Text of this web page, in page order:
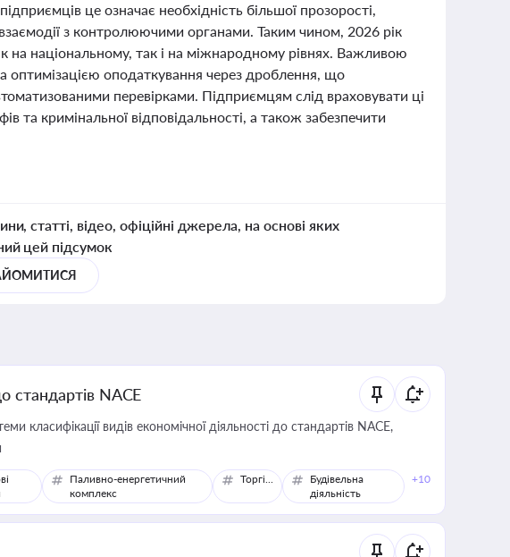
це означає необхідність більшої прозорості,
з контролюючими органами. Таким чином, 2026 рік
на національному, так і на міжнародному рівнях. Важливою
оптимізацією оподаткування через дроблення, що
перевірками. Підприємцям слід враховувати ці
та кримінальної відповідальності, а також забезпечити
статті, відео, офіційні джерела, на основі яких
цей підсумок
стандартів NACE
класифікації видів економічної діяльності до стандартів NACE,
Паливно-енергетичний
комплекс
Торгівля
Будівельна
діяльність
+10